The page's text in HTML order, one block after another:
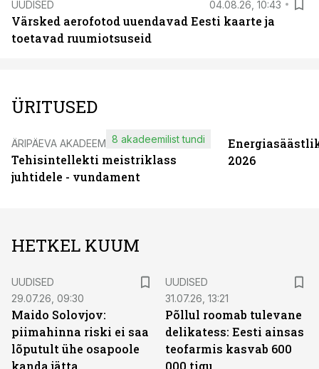
UUDISED 04.08.26, 10:43
Värsked aerofotod uuendavad Eesti kaarte ja
toetavad ruumiotsuseid
ÜRITUSED
ÄRIPÄEVA AKADEEMIA
Tehisintellekti meistriklass
juhtidele - vundament
8 akadeemilist tundi
2026
HETKEL KUUM
UUDISED
29.07.26, 09:30
Maido Solovjov:
piimahinna riski ei saa
lõputult ühe osapoole
kanda jätta
UUDISED
31.07.26, 13:21
Põllul roomab tulevane
delikatess: Eesti ainsas
teofarmis kasvab 600
000 tigu